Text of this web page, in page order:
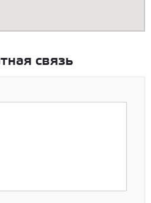
связь